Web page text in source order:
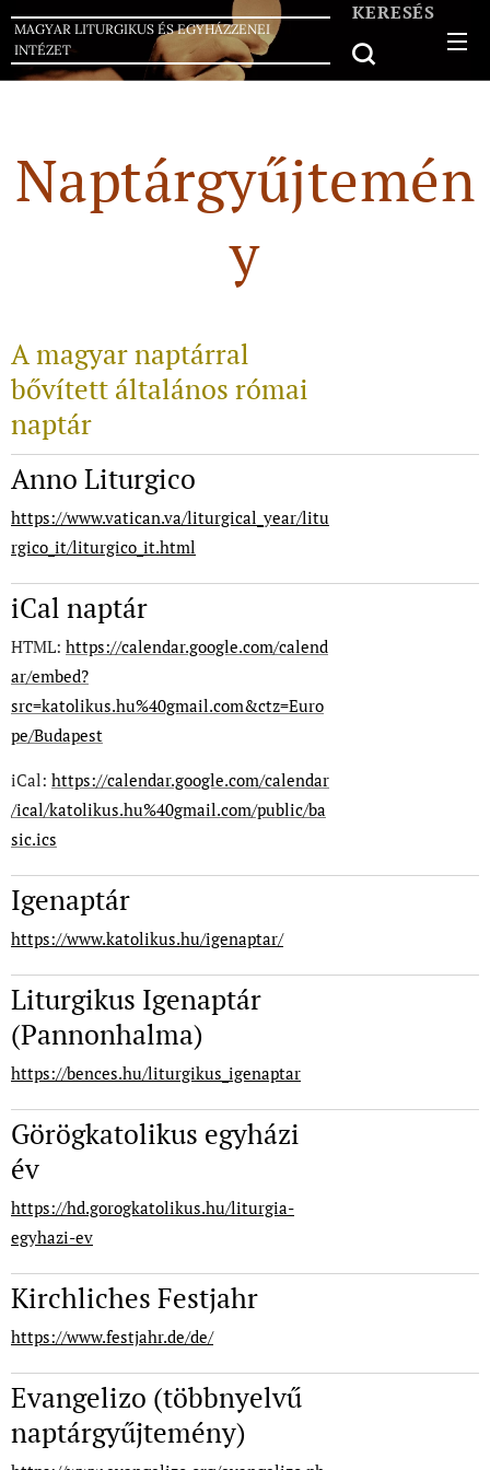
MAGYAR LITURGIKUS ÉS EGYHÁZZENEI
INTÉZET
KERESÉS
Naptárgyűjtemén
y
A magyar naptárral
bővített általános római
naptár
Anno Liturgico
https://www.vatican.va/liturgical_year/litu
rgico_it/liturgico_it.html
iCal naptár
HTML: https://calendar.google.com/calend
ar/embed?
src=katolikus.hu%40gmail.com&ctz=Euro
pe/Budapest
iCal: https://calendar.google.com/calendar
/ical/katolikus.hu%40gmail.com/public/ba
sic.ics
Igenaptár
https://www.katolikus.hu/igenaptar/
Liturgikus Igenaptár
(Pannonhalma)
https://bences.hu/liturgikus_igenaptar
Görögkatolikus egyházi
év
https://hd.gorogkatolikus.hu/liturgia-
egyhazi-ev
Kirchliches Festjahr
https://www.festjahr.de/de/
Evangelizo (többnyelvű
naptárgyűjtemény)